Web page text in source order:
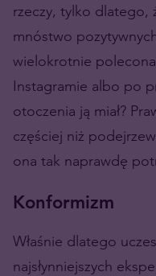
rzeczy, tylko dlatego,
mnóstwo
wielokrotnie
Instagramie albo po
otoczenia ją miał?
częściej niż
ona tak naprawdę
Konformizm
Właśnie dlatego
najsłynniejszych